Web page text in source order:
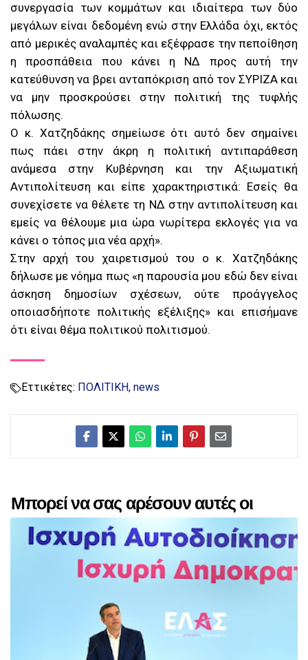
συνεργασία των κομμάτων και ιδιαίτερα των δύο
μεγάλων είναι δεδομένη ενώ στην Ελλάδα όχι, εκτός
από μερικές αναλαμπές και εξέφρασε την πεποίθηση
η προσπάθεια που κάνει η ΝΔ προς αυτή την
κατεύθυνση να βρει ανταπόκριση από τον ΣΥΡΙΖΑ και
να μην προσκρούσει στην πολιτική της τυφλής
πόλωσης.
Ο κ. Χατζηδάκης σημείωσε ότι αυτό δεν σημαίνει
πως πάει στην άκρη η πολιτική αντιπαράθεση
ανάμεσα στην Κυβέρνηση και την Αξιωματική
Αντιπολίτευση και είπε χαρακτηριστικά: Εσείς θα
συνεχίσετε να θέλετε τη ΝΔ στην αντιπολίτευση και
εμείς να θέλουμε μια ώρα νωρίτερα εκλογές για να
κάνει ο τόπος μια νέα αρχή».
Στην αρχή του χαιρετισμού του ο κ. Χατζηδάκης
δήλωσε με νόημα πως «η παρουσία μου εδώ δεν είναι
άσκηση δημοσίων σχέσεων, ούτε προάγγελος
οποιασδήποτε πολιτικής εξέλιξης» και επισήμανε
ότι είναι θέμα πολιτικού πολιτισμού.
Εττικέτες: ΠΟΛΙΤΙΚΗ news
Μπορεί να σας αρέσουν αυτές οι
αναρτήσεις